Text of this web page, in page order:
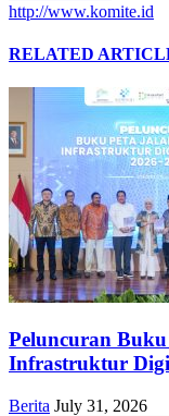
http://www.komite.id
RELATED
Peluncuran
Infrastruktur
Berita July 31, 2026